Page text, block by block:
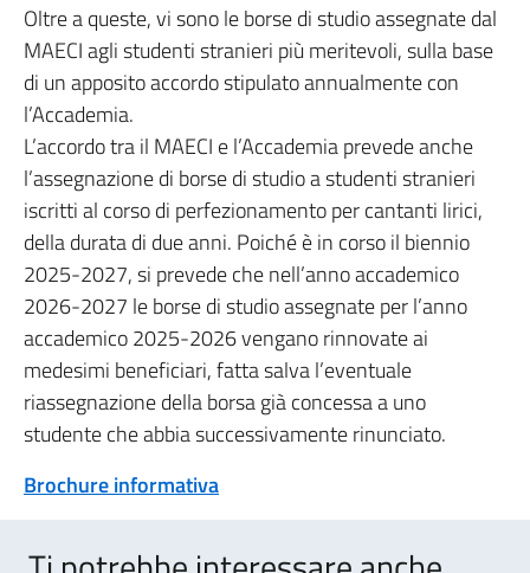
Oltre a queste, vi sono le borse di studio assegnate dal
MAECI agli studenti stranieri più meritevoli, sulla base
di un apposito accordo stipulato annualmente con
l’Accademia.
L’accordo tra il MAECI e l’Accademia prevede anche
l’assegnazione di borse di studio a studenti stranieri
iscritti al corso di perfezionamento per cantanti lirici,
della durata di due anni. Poiché è in corso il biennio
2025-2027, si prevede che nell’anno accademico
2026-2027 le borse di studio assegnate per l’anno
accademico 2025-2026 vengano rinnovate ai
medesimi beneficiari, fatta salva l’eventuale
riassegnazione della borsa già concessa a uno
studente che abbia successivamente rinunciato.
Brochure informativa